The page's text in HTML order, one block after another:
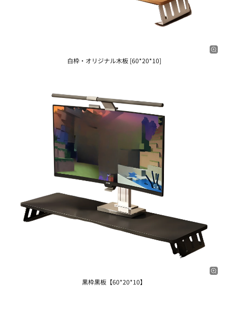
白枠・オリジナル木板 [60*20*10]
黒枠黒板【60*20*10】